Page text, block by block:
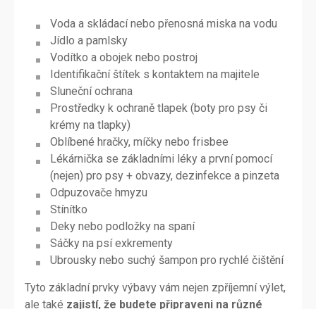
Voda a skládací nebo přenosná miska na vodu
Jídlo a pamlsky
Vodítko a obojek nebo postroj
Identifikační štítek s kontaktem na majitele
Sluneční ochrana
Prostředky k ochraně tlapek (boty pro psy či
krémy na tlapky)
Oblíbené hračky, míčky nebo frisbee
Lékárnička se základními léky a první pomocí
(nejen) pro psy + obvazy, dezinfekce a pinzeta
Odpuzovače hmyzu
Stínítko
Deky nebo podložky na spaní
Sáčky na psí exkrementy
Ubrousky nebo suchý šampon pro rychlé čištění
Tyto základní prvky výbavy vám nejen zpříjemní výlet,
ale také zajistí, že budete připraveni na různé